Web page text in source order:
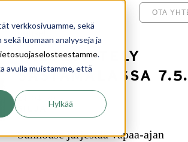
verkkosivuamme, sekä
luomaan analyyseja ja
.
avulla muistamme, että
Hylkää
OTA
TALOESITTELY
SASTAMALASSA
24. 04. 2017
Sunhouse järjestää vapaa-ajan